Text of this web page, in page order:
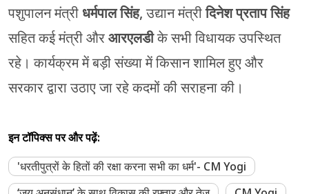
पशुपालन मंत्री धर्मपाल सिंह, उद्यान मंत्रीदिनेश प्रताप सिंह
सहित कई मंत्री औरआरएलडीके सभी विधायक उपस्थित
रहे। कार्यक्रम में बड़ी संख्या में किसान शामिल हुए और
सरकार द्वारा उठाए जा रहे कदमों की सराहना की।
इन टॉपिक्स पर और पढ़ें:
'धरतीपुत्रों के हितों की रक्षा करना सभी का धर्म'- CM Yogi